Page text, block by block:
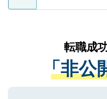
ているすべての
は、個人情報の
管理基準を満た
る、プライバシ
ご登録いただい
かがいして、現
経験をまじえな
させていただき
ない方には、長
ので、まずはご登
転職成
「非公